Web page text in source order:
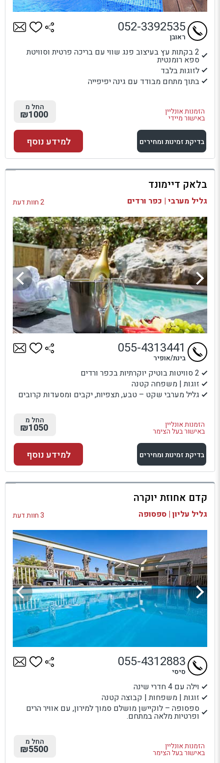
2 בקתות עץ בעיצוב פנג שווי עם בריכה פרטית וסוויטת
ספא רומנטית
לזוגות בלבד
בתוך מתחם מבודד עם גינה יפיפייה
הזמנות אונליין
באישור מיידי
052-3392535
ראובן
החל מ
₪1000
בדיקת זמינות ומחירים
למתחם זה
בדיקת זמינות ומחירים
למידע נוסף
בלאק דיימונד
גליל מערבי | כפר ורדים 2 חוות דעת
2 סוויטות בוטיק יוקרתיות בכפר ורדים
זוגות | משפחה קטנה
גליל מערבי שקט – טבע, תצפיות, יקבים ומסעדות קרובים
הזמנות אונליין
באישור בעל הצימר
055-4313441
בינת/אופיר
החל מ
₪1050
בדיקת זמינות ומחירים
למתחם זה
בדיקת זמינות ומחירים
למידע נוסף
קדם אחוזת יוקרה
גליל עליון | ספסופה 3 חוות דעת
וילה עם 4 חדרי שינה
זוגות | משפחות | קבוצה קטנה
ספסופה – לוקיישן מושלם סמוך למירון, עם אוויר הרים
ופרטיות מלאה במתחם.
הזמנות אונליין
באישור בעל הצימר
055-4312883
סיסי
החל מ
₪5500